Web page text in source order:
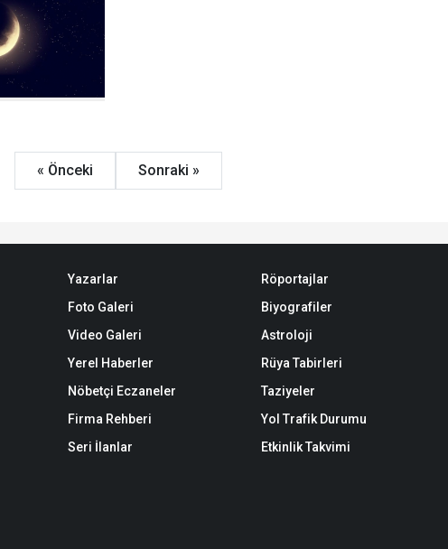
« Önceki Sonraki »
Yazarlar
Foto Galeri
Video Galeri
Yerel Haberler
Nöbetçi Eczaneler
Firma Rehberi
Seri İlanlar
Röportajlar
Biyografiler
Astroloji
Rüya Tabirleri
Taziyeler
Yol Trafik Durumu
Etkinlik Takvimi